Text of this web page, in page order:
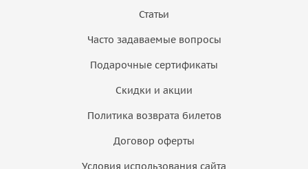
Статьи
Часто задаваемые вопросы
Подарочные сертификаты
Скидки и акции
Политика возврата билетов
Договор оферты
Условия использования сайта